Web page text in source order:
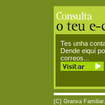
Tes unha
Dende eiquí
correos...
[C] Granxa